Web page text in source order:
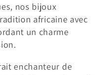
nos bijoux
africaine avec
un charme
enchanteur de